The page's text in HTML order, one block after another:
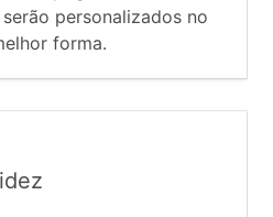
personalizados no
forma.